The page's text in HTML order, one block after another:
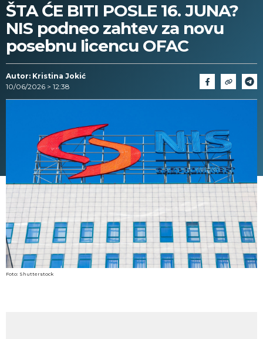
ŠTA ĆE BITI POSLE 16. JUNA?
NIS podneo zahtev za novu
posebnu licencu OFAC
Autor: Kristina Jokić
10/06/2026 > 12:38
Foto: Shutterstock